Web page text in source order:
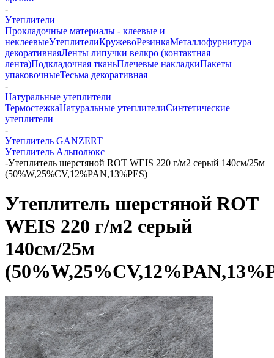
-
Утеплители
Прокладочные материалы - клеевые и
неклеевыеУтеплителиКружевоРезинкаМеталлофурнитура
декоративнаяЛенты липучки велкро (контактная
лента)Подкладочная тканьПлечевые накладкиПакеты
упаковочныеТесьма декоративная
-
Натуральные утеплители
ТермостежкаНатуральные утеплителиСинтетические
утеплители
-
Утеплитель GANZERT
Утеплитель Альполюкс
-Утеплитель шерстяной ROT WEIS 220 г/м2 серый 140см/25м
(50%W,25%CV,12%PAN,13%PES)
Утеплитель шерстяной ROT
WEIS 220 г/м2 серый
140см/25м